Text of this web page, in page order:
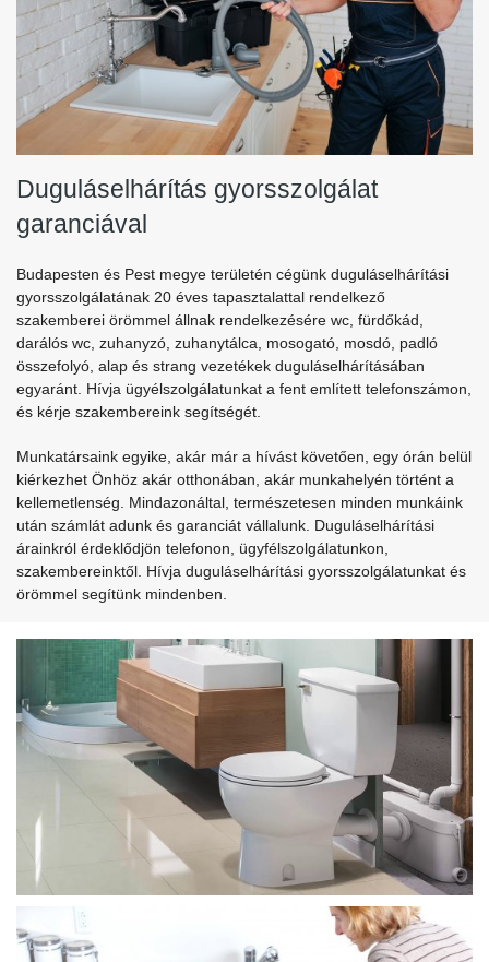
Duguláselhárítás gyorsszolgálat
garanciával
Budapesten és Pest megye területén cégünk duguláselhárítási
gyorsszolgálatának 20 éves tapasztalattal rendelkező
szakemberei örömmel állnak rendelkezésére wc, fürdőkád,
darálós wc, zuhanyzó, zuhanytálca, mosogató, mosdó, padló
összefolyó, alap és strang vezetékek duguláselhárításában
egyaránt. Hívja ügyélszolgálatunkat a fent említett telefonszámon,
és kérje szakembereink segítségét.
Munkatársaink egyike, akár már a hívást követően, egy órán belül
kiérkezhet Önhöz akár otthonában, akár munkahelyén történt a
kellemetlenség. Mindazonáltal, természetesen minden munkáink
után számlát adunk és garanciát vállalunk. Duguláselhárítási
árainkról érdeklődjön telefonon, ügyfélszolgálatunkon,
szakembereinktől. Hívja duguláselhárítási gyorsszolgálatunkat és
örömmel segítünk mindenben.